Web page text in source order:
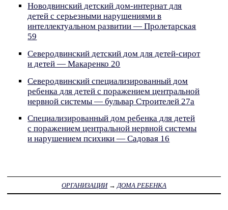
Новодвинский детский дом-интернат для
детей с серьезными нарушениями в
интеллектуальном развитии — Пролетарская
59
Северодвинский детский дом для детей-сирот
и детей — Макаренко 20
Северодвинский специализированный дом
ребенка для детей с поражением центральной
нервной системы — бульвар Строителей 27а
Специализированный дом ребенка для детей
с поражением центральной нервной системы
и нарушением психики — Садовая 16
ОРГАНИЗАЦИИ→ ДОМА РЕБЕНКА